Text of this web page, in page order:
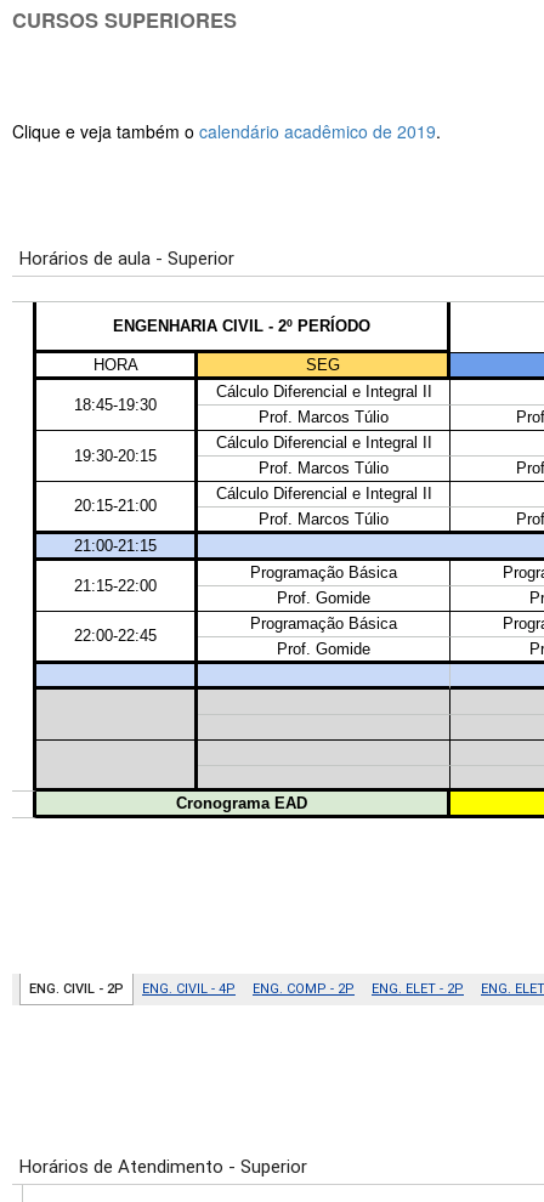
CURSOS SUPERIORES
Clique e veja também o calendário acadêmico de 2019.